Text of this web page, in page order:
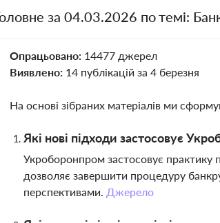
за 04.03.2026 по темі:
Опрацьовано: 14477 джерел
Виявлено: 14 публікацій за 4 березня
На основі зібраних матеріалів ми
Які нові підходи застосовує
Укроборонпром застосовує практику
дозволяє завершити процедуру
перспективами. Джерело